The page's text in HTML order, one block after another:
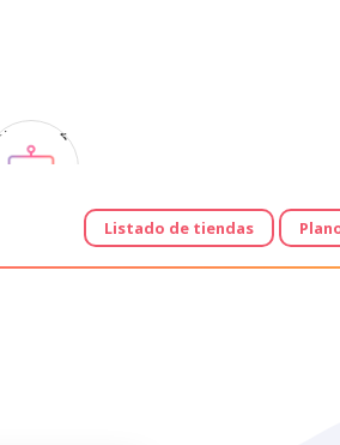
Listado de tiendas